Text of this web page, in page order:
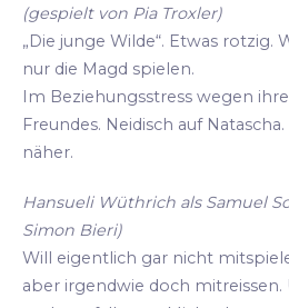
(gespielt von Pia Troxler)
„Die junge Wilde“. Etwas rotzig.
nur die Magd spielen.
Im Beziehungsstress wegen
Freundes. Neidisch auf
näher.
Hansueli Wüthrich als Samuel
Simon Bieri)
Will eigentlich gar nicht
aber irgendwie doch